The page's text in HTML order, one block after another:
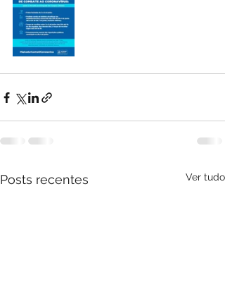
Posts recentes Ver tudo